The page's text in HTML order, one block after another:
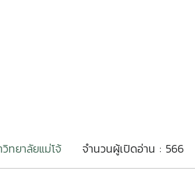
ทยาลัยแม่โจ้ จำนวนผู้เปิดอ่าน : 566